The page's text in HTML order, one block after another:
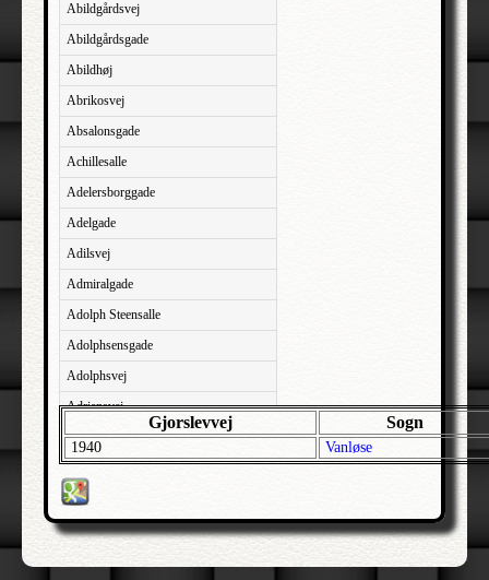
Abildgårdsvej
Abildgårdsgade
Abildhøj
Abrikosvej
Absalonsgade
Achillesalle
Adelersborggade
Adelgade
Adilsvej
Admiralgade
Adolph Steensalle
Adolphsensgade
Adolphsvej
Adriansvej
Aftenbakken
Agavevej
Agerlandsvej
Agermosen
Gjorslevvej Sogn
1940 Vanløse